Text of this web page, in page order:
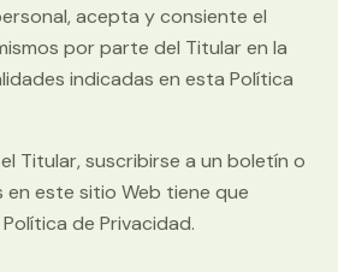
acepta y consiente el
por parte del Titular en la
indicadas en esta Política
Titular, suscribirse a un boletín o
este sitio Web tiene que
de Privacidad.